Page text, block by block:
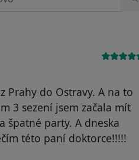
Prahy do Ostravy. A na to
3 sezení jsem začala mít
špatné party. A dneska
této paní doktorce!!!!!